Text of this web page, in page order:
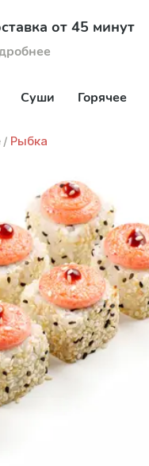
от 45 минут
Суши Горячее
/ Рыбка